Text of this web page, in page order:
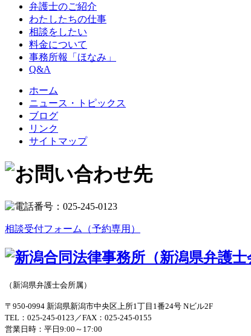
弁護士のご紹介
わたしたちの仕事
相談をしたい
料金について
事務所報「ほなみ」
Q&A
ホーム
ニュース・トピックス
ブログ
リンク
サイトマップ
相談受付フォーム（予約専用）
（新潟県弁護士会所属）
〒950-0994 新潟県新潟市中央区上所1丁目1番24号 Nビル2F
TEL：025-245-0123／FAX：025-245-0155
営業日時：平日9:00～17:00